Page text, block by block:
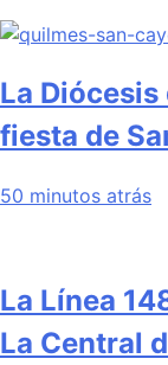
La
fiesta de
50 minutos atrás
La Línea
La Central